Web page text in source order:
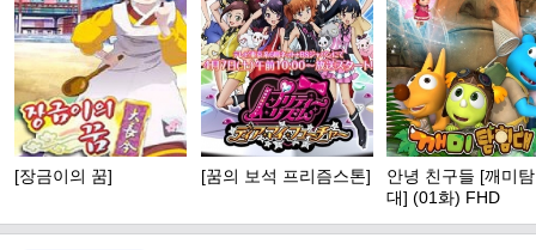
[장금이의 꿈] [꿈의 보석 프리즘스톤]
안녕 친구들 [깨미
대] (01화) FHD